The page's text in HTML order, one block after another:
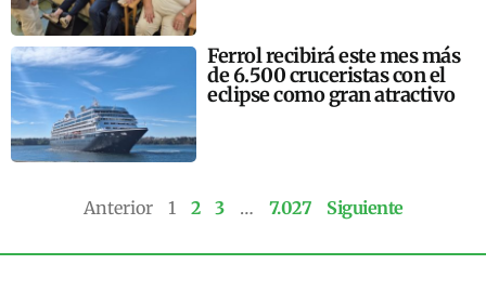
Ferrol recibirá este mes más
de 6.500 cruceristas con el
eclipse como gran atractivo
Anterior 1 2 3 … 7.027 Siguiente